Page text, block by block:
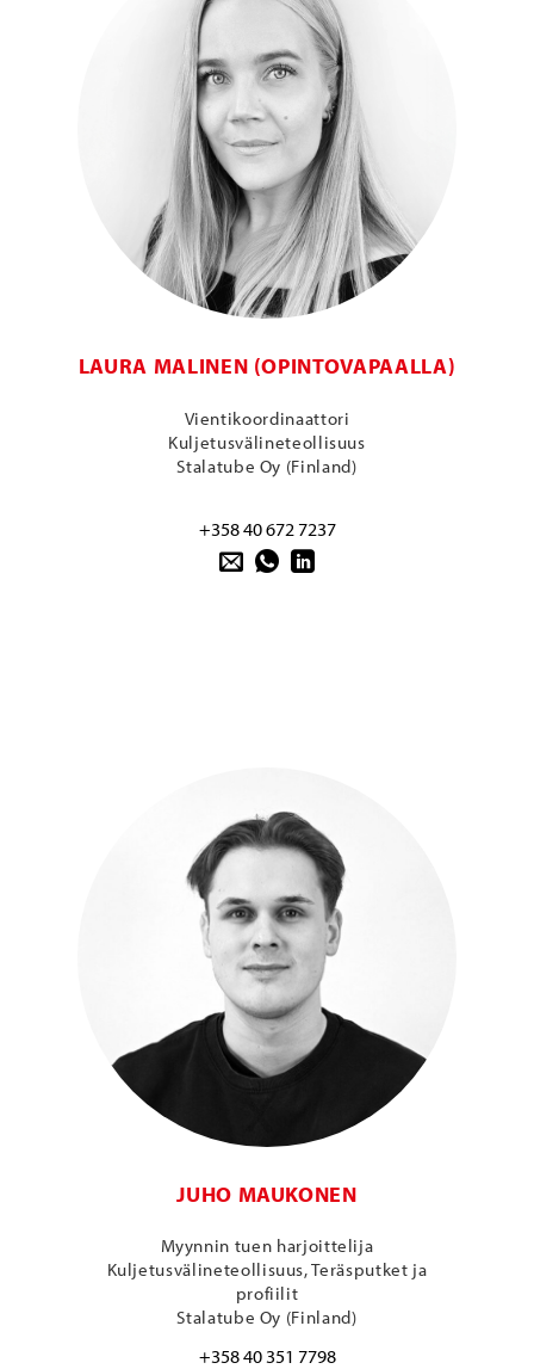
LAURA MALINEN (OPINTOVAPAALLA)
Vientikoordinaattori
Kuljetusvälineteollisuus
Stalatube Oy (Finland)
+358 40 672 7237
JUHO MAUKONEN
Myynnin tuen harjoittelija
Kuljetusvälineteollisuus, Teräsputket ja
profiilit
Stalatube Oy (Finland)
+358 40 351 7798